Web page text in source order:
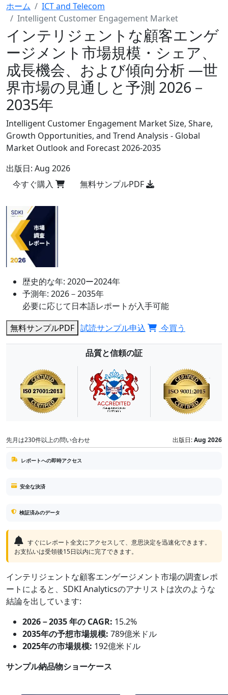
ホーム
ICT and Telecom
Intelligent Customer Engagement Market
インテリジェントな顧客エンゲ
ージメント市場規模・シェア、
成長機会、および傾向分析 ―世
界市場の見通しと予測 2026－
2035年
Intelligent Customer Engagement Market Size, Share,
Growth Opportunities, and Trend Analysis - Global
Market Outlook and Forecast 2026-2035
出版日: Aug 2026
今すぐ購入
無料サンプルPDF
歴史的な年: 2020ー2024年
予測年: 2026－2035年
必要に応じて日本語レポートが入手可能
無料サンプルPDF 試読サンプル申込 今買う
品質と信頼の証
先月は230件以上の問い合わせ 出版日:Aug 2026
レポートへの即時アクセス
安全な決済
検証済みのデータ
すぐにレポート全文にアクセスして、意思決定を迅速化できます。
お支払いは受領後15日以内に完了できます。
インテリジェントな顧客エンゲージメント市場の調査レポ
ートによると、SDKI Analyticsのアナリストは次のような
結論を出しています:
2026－2035 年の CAGR: 15.2%
2035年の予想市場規模: 789億米ドル
2025年の市場規模: 192億米ドル
サンプル納品物ショーケース